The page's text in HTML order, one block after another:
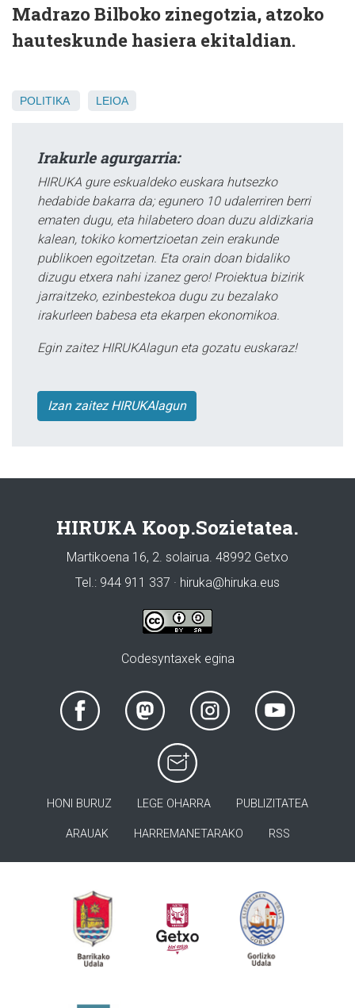
Madrazo Bilboko zinegotzia, atzoko
hauteskunde hasiera ekitaldian.
POLITIKA LEIOA
Irakurle agurgarria:
HIRUKA gure eskualdeko euskara hutsezko
hedabide bakarra da; egunero 10 udalerriren berri
ematen dugu, eta hilabetero doan duzu aldizkaria
kalean, tokiko komertzioetan zein erakunde
publikoen egoitzetan. Eta orain doan bidaliko
dizugu etxera nahi izanez gero! Proiektua bizirik
jarraitzeko, ezinbestekoa dugu zu bezalako
irakurleen babesa eta ekarpen ekonomikoa.
Egin zaitez HIRUKAlagun eta gozatu euskaraz!
Izan zaitez HIRUKAlagun
HIRUKA Koop.Sozietatea.
Martikoena 16, 2. solairua. 48992 Getxo
Tel.: 944 911 337 · hiruka@hiruka.eus
Codesyntaxek egina
HONI BURUZ LEGE OHARRA PUBLIZITATEA
ARAUAK HARREMANETARAKO RSS